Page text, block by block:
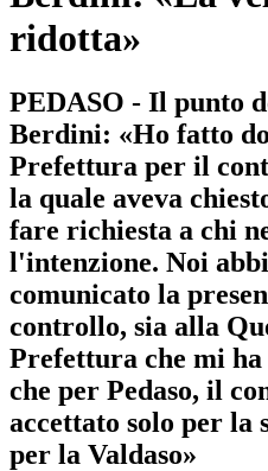
ridotta»
PEDASO - Il punto
Berdini: «Ho fatto
Prefettura per il
la quale aveva
fare richiesta a chi
l'intenzione. Noi
comunicato la
controllo, sia alla
Prefettura che mi
che per Pedaso, il
accettato solo per la
per la Valdaso»